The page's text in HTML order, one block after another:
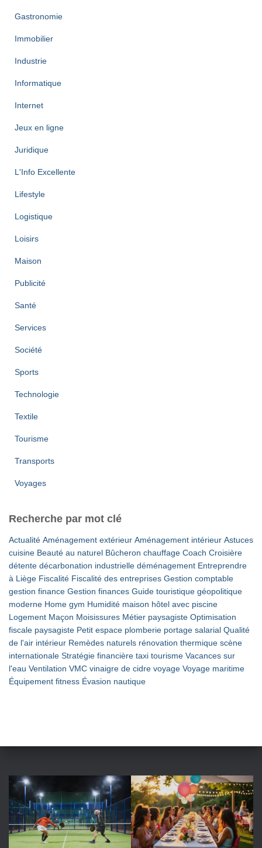
Gastronomie
Immobilier
Industrie
Informatique
Internet
Jeux en ligne
Juridique
L'Info Excellente
Lifestyle
Logistique
Loisirs
Maison
Publicité
Santé
Services
Société
Sports
Technologie
Textile
Tourisme
Transports
Voyages
Recherche par mot clé
Actualité Aménagement extérieur Aménagement intérieur Astuces
cuisine Beauté au naturel Bûcheron chauffage Coach Croisière
détente décarbonation industrielle déménagement Entreprendre
à Liège Fiscalité Fiscalité des entreprises Gestion comptable
gestion finance Gestion finances Guide touristique géopolitique
moderne Home gym Humidité maison hôtel avec piscine
Logement Maçon Moisissures Métier paysagiste Optimisation
fiscale paysagiste Petit espace plomberie portage salarial Qualité
de l'air intérieur Remèdes naturels rénovation thermique scène
internationale Stratégie financière taxi tourisme Vacances sur
l'eau Ventilation VMC vinaigre de cidre voyage Voyage maritime
Équipement fitness Évasion nautique